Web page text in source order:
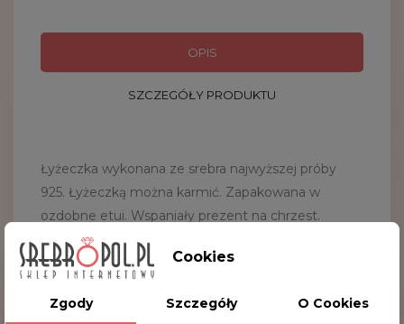
OPIS
SZCZEGÓŁY PRODUKTU
Łyżeczka wykonana ze srebra najwyższej próby
925. Łyżeczką można karmić. Zapakowana w
ozdobne etui. Wspaniały prezent na chrzest.
Serdecznie zapraszamy do zakupu.
Waga:~12.0 g
Szerokość:
Cookies
Zgody Szczegóły O Cookies